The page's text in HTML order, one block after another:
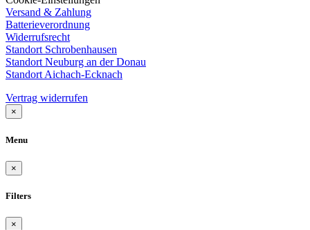
Versand & Zahlung
Batterieverordnung
Widerrufsrecht
Standort Schrobenhausen
Standort Neuburg an der Donau
Standort Aichach-Ecknach
Vertrag widerrufen
×
Menu
×
Filters
×